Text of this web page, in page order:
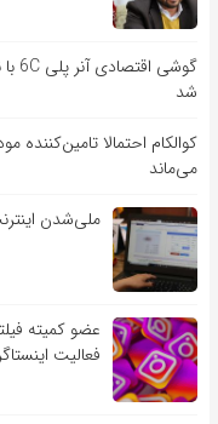
شد
می‌ماند
ملی‌شدن
عضو کمیته
فعالیت